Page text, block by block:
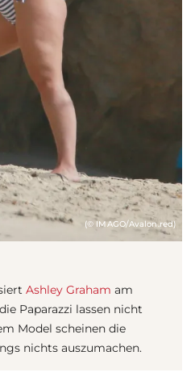
(© IMAGO/Avalon.red)
Ashley Graham am
Paparazzi lassen nicht
Model scheinen die
nichts auszumachen.